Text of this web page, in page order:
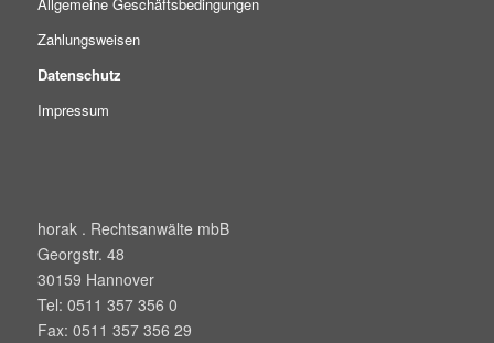
Allgemeine Geschäftsbedingungen
Zahlungsweisen
Datenschutz
Impressum
horak . Rechtsanwälte mbB
Georgstr. 48
30159 Hannover
Tel: 0511 357 356 0
Fax: 0511 357 356 29